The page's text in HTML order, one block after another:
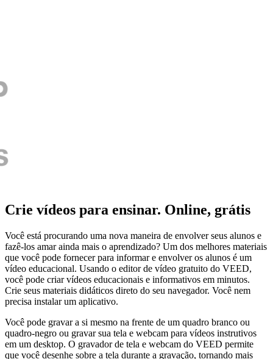
Crie vídeos para ensinar. Online, grátis
Você está procurando uma nova maneira de envolver seus alunos e
fazê-los amar ainda mais o aprendizado? Um dos melhores materiais
que você pode fornecer para informar e envolver os alunos é um
vídeo educacional. Usando o editor de vídeo gratuito do VEED,
você pode criar vídeos educacionais e informativos em minutos.
Crie seus materiais didáticos direto do seu navegador. Você nem
precisa instalar um aplicativo.
Você pode gravar a si mesmo na frente de um quadro branco ou
quadro-negro ou gravar sua tela e webcam para vídeos instrutivos
em um desktop. O gravador de tela e webcam do VEED permite
que você desenhe sobre a tela durante a gravação, tornando mais